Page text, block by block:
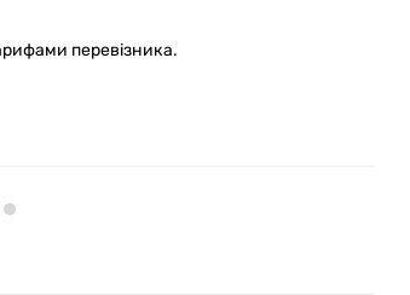
перевізника.